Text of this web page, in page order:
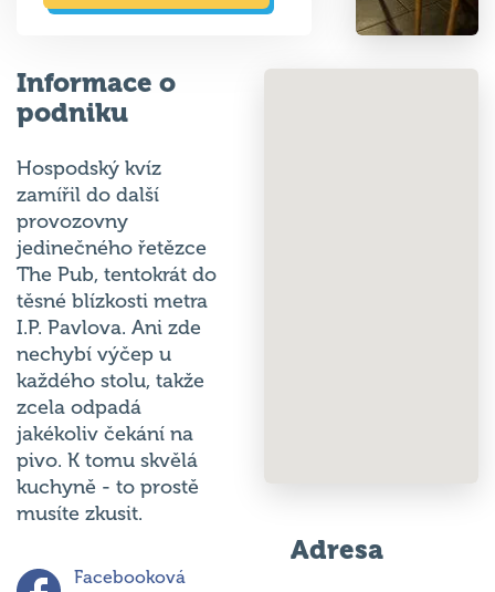
Informace o
podniku
Hospodský kvíz
zamířil do další
provozovny
jedinečného řetězce
The Pub, tentokrát do
těsné blízkosti metra
I.P. Pavlova. Ani zde
nechybí výčep u
každého stolu, takže
zcela odpadá
jakékoliv čekání na
pivo. K tomu skvělá
kuchyně - to prostě
musíte zkusit.
Facebooková
Adresa